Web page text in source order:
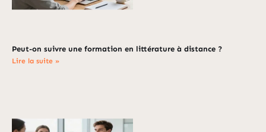
Peut-on suivre une formation en littérature à distance ?
Lire la suite »